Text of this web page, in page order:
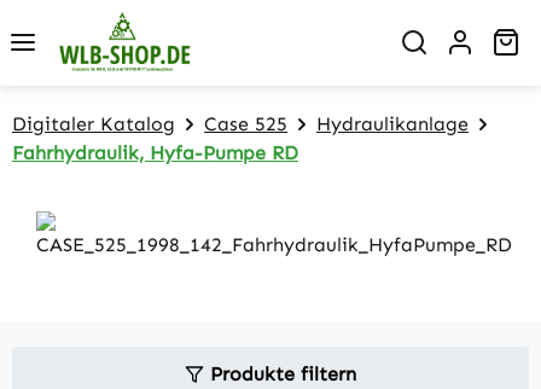
Zum Hauptinhalt springen
Digitaler Katalog Case 525
Hydraulikanlage
Fahrhydraulik, Hyfa-Pumpe RD
Produkte filtern